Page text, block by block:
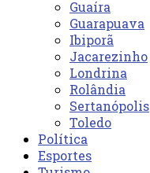
Guaíra
Guarapuava
Ibiporã
Jacarezinho
Londrina
Rolândia
Sertanópolis
Toledo
Política
Esportes